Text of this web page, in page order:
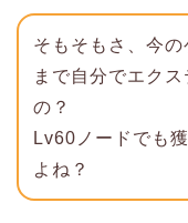
そもそもさ、今
まで自分でエク
の？
Lv60ノードでも
よね？